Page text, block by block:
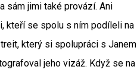
sám jimi také provází. Ani
kteří se spolu s ním podíleli na
který si spolupráci s Janem
jeho vizáž. Když se na